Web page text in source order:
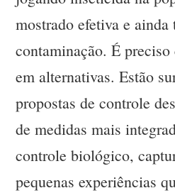
mostrado efetiva e ainda
contaminação. É
em alternativas. Estão
propostas de controle
de medidas mais
controle biológico,
pequenas experiências